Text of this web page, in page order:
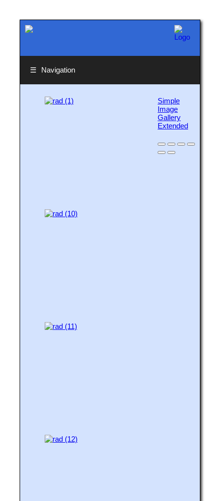
☰ Navigation
Simple
Image
Gallery
Extended